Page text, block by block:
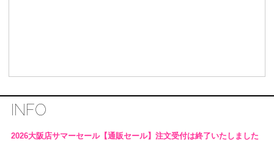
INFO
2026大阪店サマーセール【通販セール】注文受付は終了いたしました